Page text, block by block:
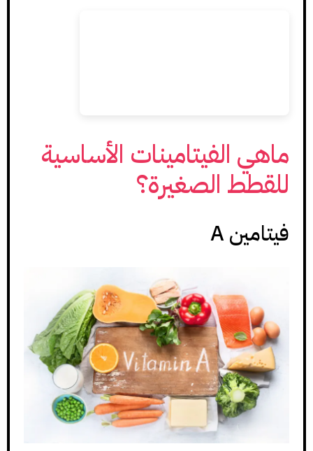
ماهي الفيتامينات الأساسية
للقطط الصغيرة؟
فيتامين A